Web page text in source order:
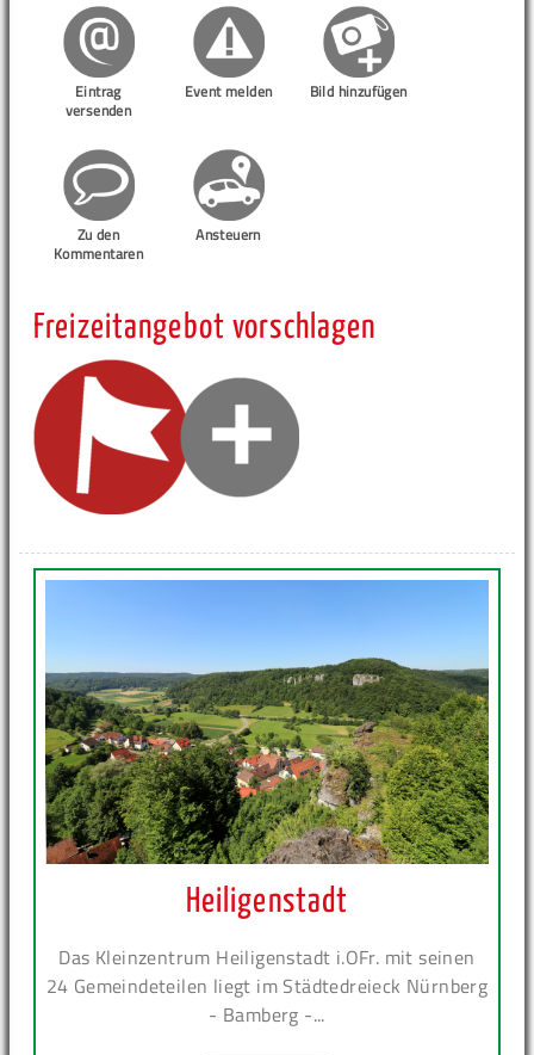
Eintrag
versenden
Event melden Bild hinzufügen
Zu den
Kommentaren
Ansteuern
Freizeitangebot vorschlagen
Heiligenstadt
Das Kleinzentrum Heiligenstadt i.OFr. mit seinen
24 Gemeindeteilen liegt im Städtedreieck Nürnberg
- Bamberg -...